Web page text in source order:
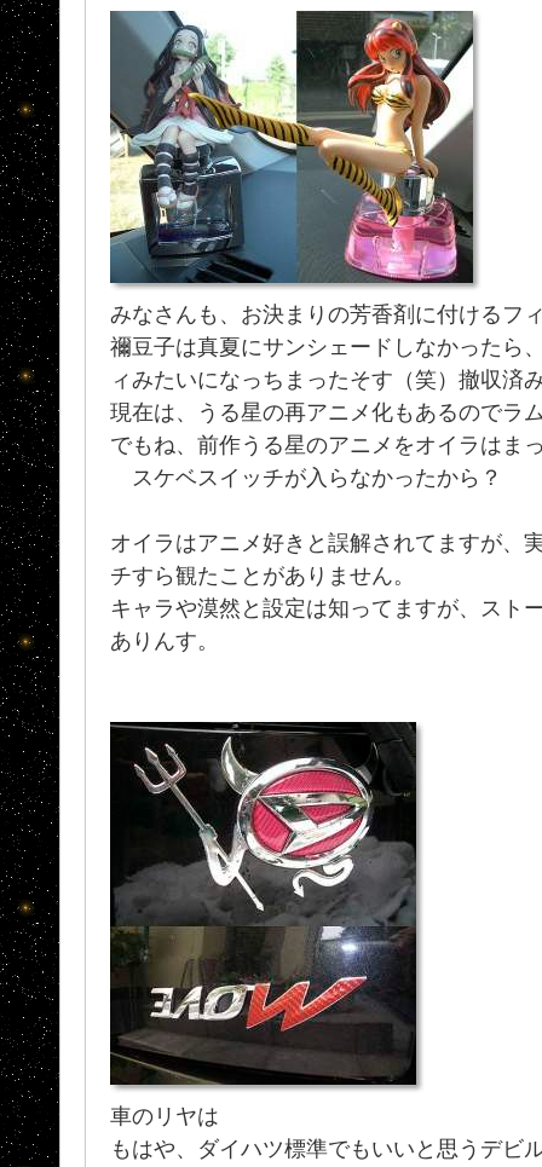
みなさんも、お決まりの芳香剤に付けるフ
禰豆子は真夏にサンシェードしなかったら
ィみたいになっちまったそす（笑）撤収済
現在は、うる星の再アニメ化もあるのでラ
でもね、前作うる星のアニメをオイラはま
スケベスイッチが入らなかったから？
オイラはアニメ好きと誤解されてますが、
チすら観たことがありません。
キャラや漠然と設定は知ってますが、スト
ありんす。
車のリヤは
もはや、ダイハツ標準でもいいと思うデビ